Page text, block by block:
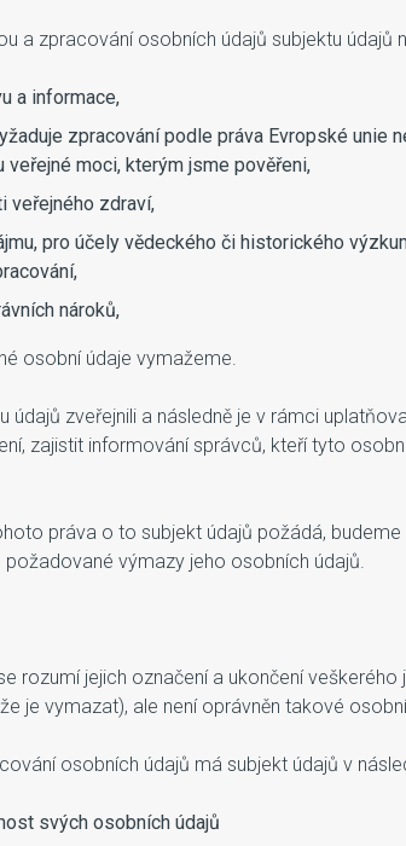
a zpracování osobních údajů subjektu údajů
a informace,
zpracování podle práva Evropské
moci, kterým jsme pověřeni,
veřejného zdraví,
pro účely vědeckého či historického
nároků,
osobní údaje vymažeme.
údajů zveřejnili a následně je v rámci
zajistit informování správců, kteří tyto
práva o to subjekt údajů požádá,
výmazy jeho osobních údajů.
rozumí jejich označení a ukončení
je vymazat), ale není oprávněn takové
osobních údajů má subjekt údajů v
svých osobních údajů